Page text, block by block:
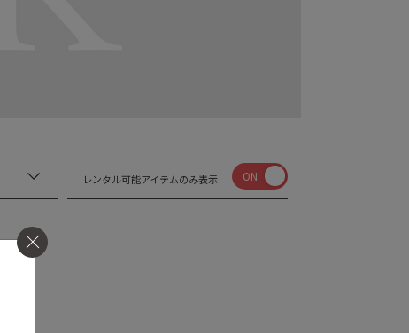
レンタル可能アイテムのみ表示 ON